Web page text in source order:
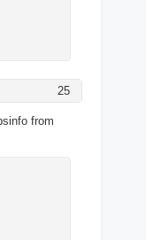
25
from